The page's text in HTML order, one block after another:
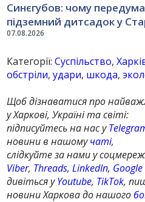
07.08.2026
Синєгубов: чому
підземний дитсадок у
Категорії:Суспільство,
обстріли,удари, шкода,
Щоб дізнаватися про
у Харкові, Україні та світі:
підписуйтесь на нас у
новини в нашомучаті,
слідкуйте за нами у
Viber, Threads,LinkedIn,
дивіться уYoutube, TikTok,
новини Харкова до нашого